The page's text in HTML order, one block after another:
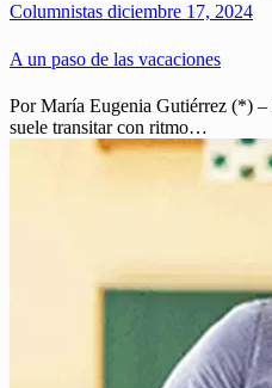
Columnistas diciembre 17, 2024
A un paso de las vacaciones
Por María Eugenia Gutiérrez (*) –
suele transitar con ritmo…